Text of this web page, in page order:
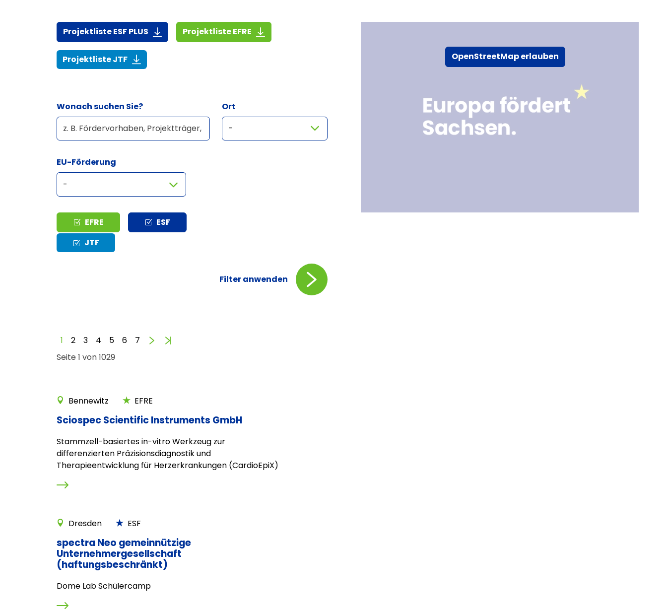
Projektliste ESF PLUS (916,7 KiB)Projektliste EFRE (1,4 MiB)
Projektliste JTF(268,6 KiB)
Wonach suchen Sie? Ort
EU-Förderung
Typ EFRE
ESF
JTF
Filter anwenden
Seite 1 von 1029
1 2 3 4 5 6 7 Vorwärts
Bennewitz EFRE
Sciospec Scientific Instruments GmbH
Stammzell-basiertes in-vitro Werkzeug zur
differenzierten Präzisionsdiagnostik und
Therapieentwicklung für Herzerkrankungen (CardioEpiX)
Dresden ESF
spectra Neo gemeinnützige
Unternehmergesellschaft
(haftungsbeschränkt)
Dome Lab Schülercamp
OpenStreetMap erlauben